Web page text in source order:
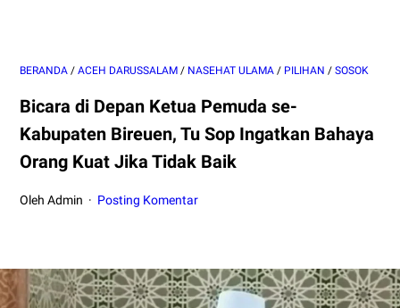
BERANDA / ACEH DARUSSALAM / NASEHAT ULAMA / PILIHAN / SOSOK
Bicara di Depan Ketua Pemuda se-
Kabupaten Bireuen, Tu Sop Ingatkan Bahaya
Orang Kuat Jika Tidak Baik
Oleh Admin Posting Komentar